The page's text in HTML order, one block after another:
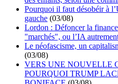
Pourquoi il faut désobéir à
gauche (03/08)
Lordon : Défoncer la
"marchés", ou l’IA
Le néofascisme, un
(03/08)
VERS UNE NOUVELLE
POURQUOI TRUMP